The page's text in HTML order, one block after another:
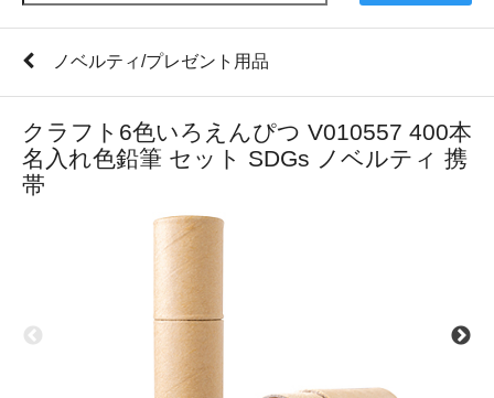
ノベルティ/プレゼント用品
クラフト6色いろえんぴつ V010557 400本
名入れ色鉛筆 セット SDGs ノベルティ 携
帯